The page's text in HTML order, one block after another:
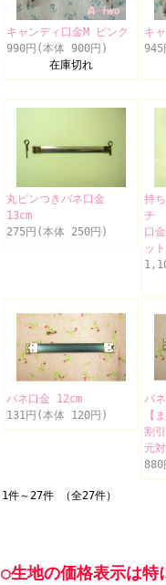
キャンディ口金M ピンク
990円(本体 900円)
在庫切れ
キ
丸ピンつきバネ口金
13cm
275円(本体 250円)
持
チ
口
ット
バネ口金 12cm
131円(本体 120円)
バ
【
割
元
1件～27件 （全27件）
○生地の価格表示は特